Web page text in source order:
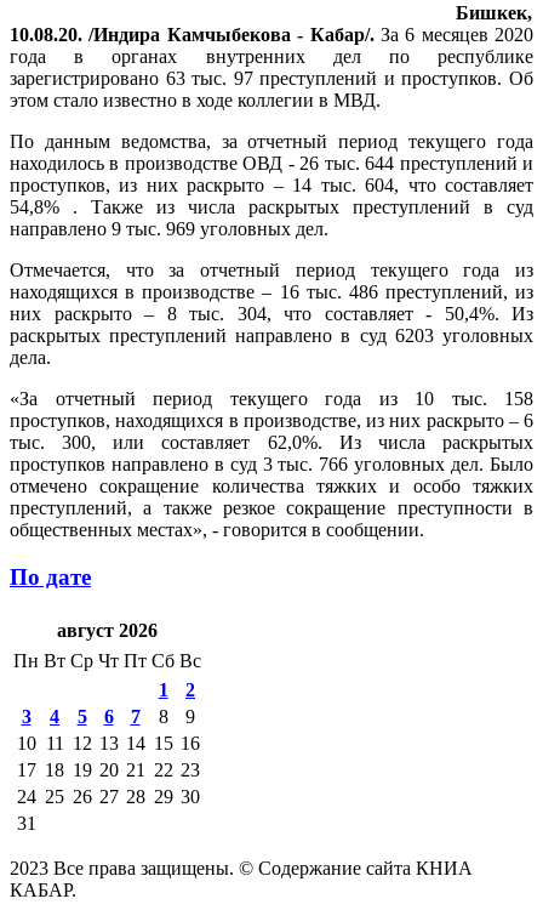
Бишкек,
10.08.20. /Индира Камчыбекова - Кабар/.За 6 месяцев 2020
года в органах внутренних дел по республике
зарегистрировано 63 тыс. 97 преступлений и проступков. Об
этом стало известно в ходе коллегии в МВД.
По данным ведомства, за отчетный период текущего года
находилось в производстве ОВД - 26 тыс. 644 преступлений и
проступков, из них раскрыто – 14 тыс. 604, что составляет
54,8% . Также из числа раскрытых преступлений в суд
направлено 9 тыс. 969 уголовных дел.
Отмечается, что за отчетный период текущего года из
находящихся в производстве – 16 тыс. 486 преступлений, из
них раскрыто – 8 тыс. 304, что составляет - 50,4%. Из
раскрытых преступлений направлено в суд 6203 уголовных
дела.
«За отчетный период текущего года из 10 тыс. 158
проступков, находящихся в производстве, из них раскрыто – 6
тыс. 300, или составляет 62,0%. Из числа раскрытых
проступков направлено в суд 3 тыс. 766 уголовных дел. Было
отмечено сокращение количества тяжких и особо тяжких
преступлений, а также резкое сокращение преступности в
общественных местах», - говорится в сообщении.
По дате
август 2026
Пн Вт Ср Чт Пт Сб Вс
1
2
3
4 5 6 7 8
9
10 11 12 13 14 15 16
17 18 19 20 21 22 23
24 25 26 27 28 29 30
31
2023 Все права защищены. © Содержание сайта КНИА
КАБАР.